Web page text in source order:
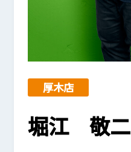
厚木店
堀江 敬二